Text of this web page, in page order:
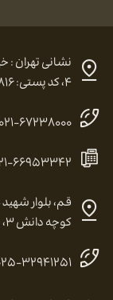
نشانی تهران :
۴، کد پستی: ۱۴۸۱۶-۱۱۳۳۶
۰۲۱-۶۷۲۳۸۰۰۰
۰۲۱-
قم، بلوار
کوچه دانش ۳، پلاک ۷۱
۰۲۵-